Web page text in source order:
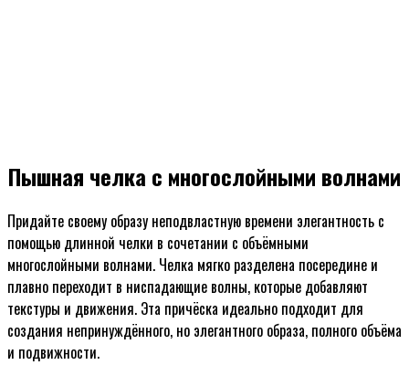
Пышная челка с многослойными волнами
Придайте своему образу неподвластную времени элегантность с
помощью длинной челки в сочетании с объёмными
многослойными волнами. Челка мягко разделена посередине и
плавно переходит в ниспадающие волны, которые добавляют
текстуры и движения. Эта причёска идеально подходит для
создания непринуждённого, но элегантного образа, полного объёма
и подвижности.